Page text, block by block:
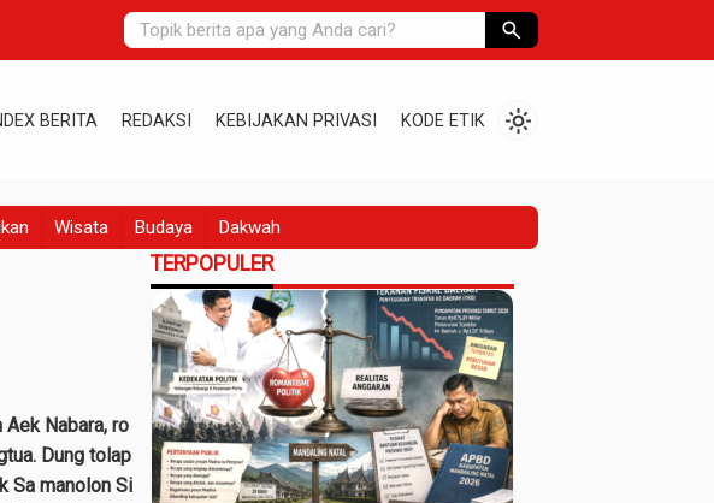
search
BERITA REDAKSI KEBIJAKAN PRIVASI KODE ETIK light_mode
Wisata Budaya Dakwah
Nabara, ro
Dung tolap
Sa manolon Si
TERPOPULER